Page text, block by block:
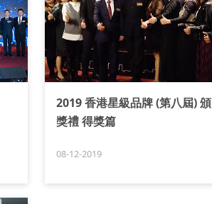
2019 香港星級品牌 (第八屆) 頒
獎禮 得獎篇
08-12-2019